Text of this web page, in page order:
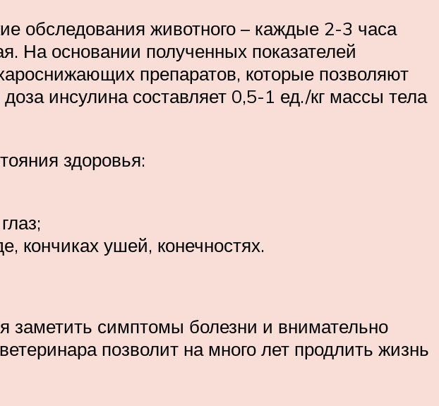
обследования животного – каждые 2-3 часа
На основании полученных показателей
препаратов, которые позволяют
инсулина составляет 0,5-1 ед./кг массы тела
здоровья:
кончиках ушей, конечностях.
заметить симптомы болезни и внимательно
позволит на много лет продлить жизнь